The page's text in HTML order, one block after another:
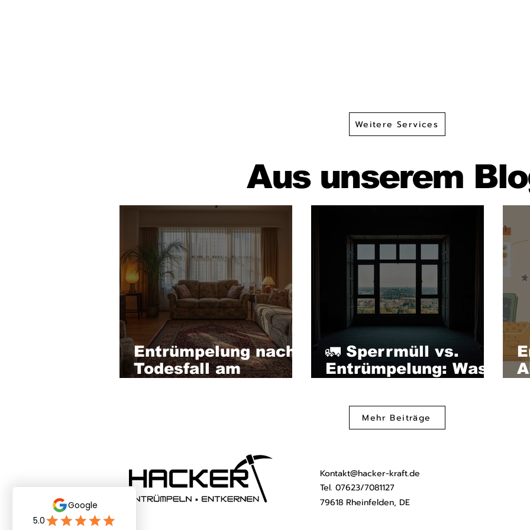
Weitere Services
Aus unserem
Entrümpelung nach
Todesfall am
🚛 Sperrmüll vs.
Entrümpelung: Was
Mehr Beiträge
Kontakt@hacker-kraft.de
Tel. 07623/7081127
79618 Rheinfelden, DE